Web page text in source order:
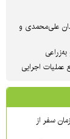
علی‌محمدی و
عملیات اجرایی
سفر از